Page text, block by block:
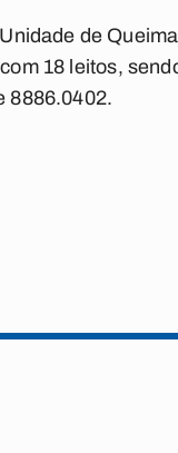
de
18 leitos,
8886.0402.